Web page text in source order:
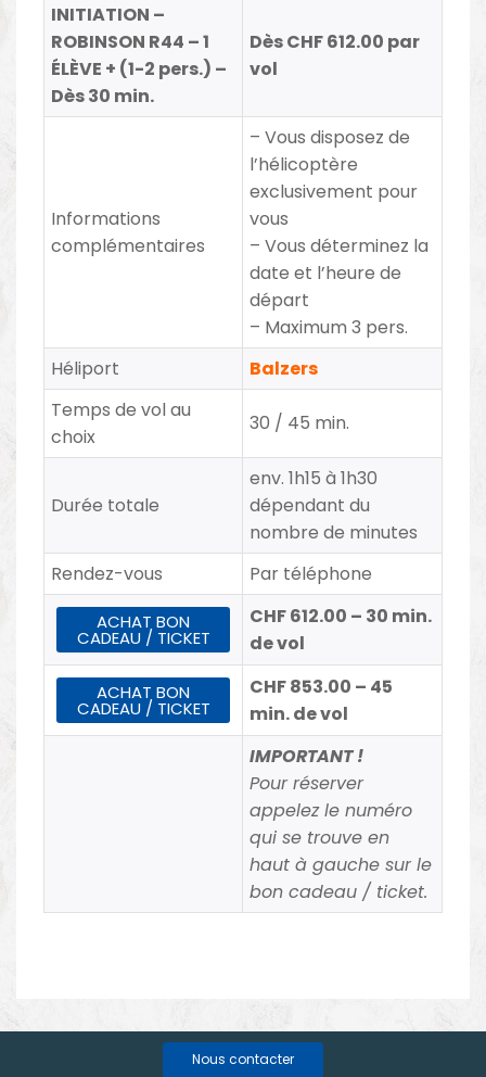
INITIATION –
ROBINSON R44 – 1
ÉLÈVE + (1-2 pers.) –
Dès 30 min.
Dès CHF 612.00 par
vol
Informations
complémentaires
– Vous disposez de
l’hélicoptère
exclusivement pour
vous
– Vous déterminez la
date et l’heure de
départ
– Maximum 3 pers.
Héliport
Balzers
Temps de vol au
choix
30 / 45 min.
Durée totale
env. 1h15 à 1h30
dépendant du
nombre de minutes
Rendez-vous
Par téléphone
ACHAT BON
CADEAU / TICKET
CHF 612.00 – 30 min.
de vol
ACHAT BON
CADEAU / TICKET
CHF 853.00 – 45
min. de vol
IMPORTANT !
Pour réserver
appelez le numéro
qui se trouve en
haut à gauche sur le
bon cadeau / ticket.
Nous contacter